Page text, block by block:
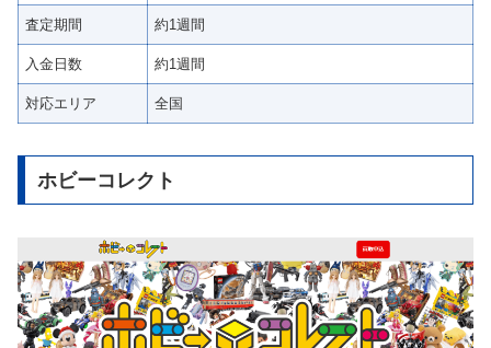
査定期間 約1週間
入金日数 約1週間
対応エリア 全国
ホビーコレクト